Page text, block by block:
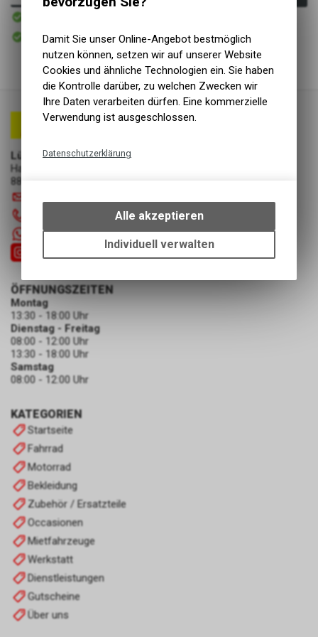
Sofort verfügbar
Abholung Lüscher Motor- & Bike World
Lüscher Motor- & Bike World
Hauptstrasse 29a
8867 Niederurnen
+41 55 6103131
KATEGORIEN
Startseite
Fahrrad
Motorrad
Bekleidung
Zubehör / Ersatzteile
Occasionen
Mietfahrzeuge
Werkstatt
Dienstleistungen
Gutscheine
Über uns
ÖFFNUNGSZEITEN
Montag
13:30 - 18:00 Uhr
Dienstag - Freitag
08:00 - 12:00 Uhr
13:30 - 18:00 Uhr
Samstag
08:00 - 12:00 Uhr
Damit Sie unser Online-Angebot bestmöglich
nutzen können, setzen wir auf unserer Website
Cookies und ähnliche Technologien ein. Sie haben
die Kontrolle darüber, zu welchen Zwecken wir
Ihre Daten verarbeiten dürfen. Eine kommerzielle
Verwendung ist ausgeschlossen.
Datenschutzerklärung
bestimmte Interaktionen und
Einstellungen auf Ihrem Gerät,
um die grundlegenden
Funktionen unseres Online-
Alle akzeptieren
Individuell verwalten